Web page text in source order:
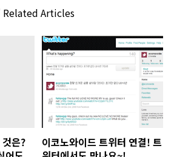
Related Articles
은?
이코노와이드 트위터 연결! 트